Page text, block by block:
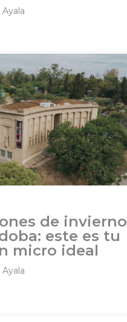
de invierno
este es tu
micro ideal